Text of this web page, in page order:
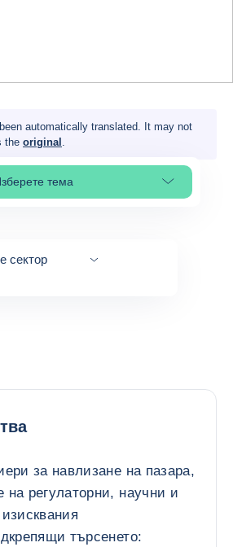
automatically translated. It may not
the original .
тема
Select page section
сектор
за навлизане на пазара,
регулаторни, научни и
търсенето: